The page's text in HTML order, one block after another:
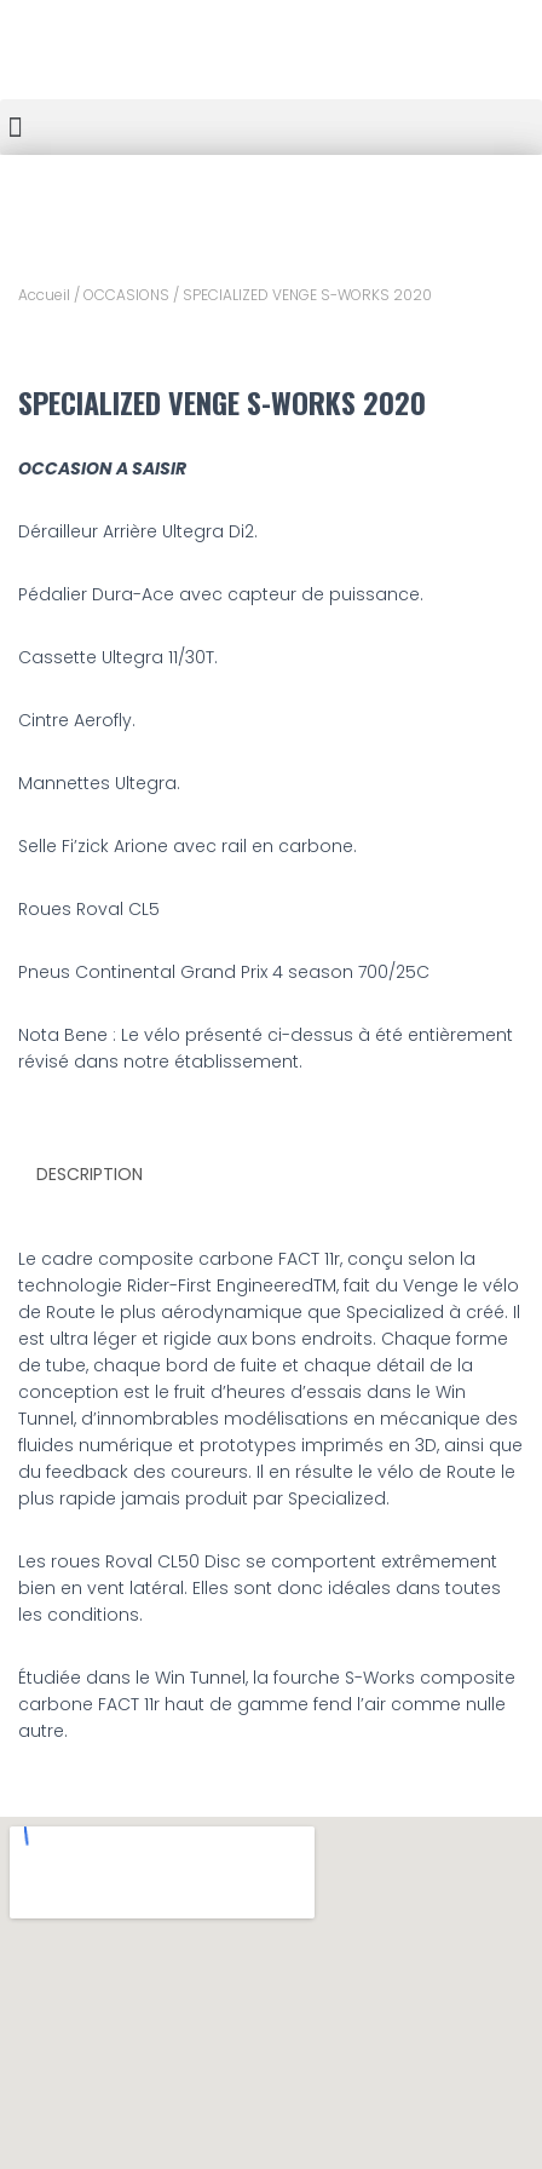
Accueil /OCCASIONS / SPECIALIZED VENGE S-WORKS 2020
SPECIALIZED VENGE S-WORKS 2020
OCCASION A SAISIR
Dérailleur Arrière Ultegra Di2.
Pédalier Dura-Ace avec capteur de puissance.
Cassette Ultegra 11/30T.
Cintre Aerofly.
Mannettes Ultegra.
Selle Fi’zick Arione avec rail en carbone.
Roues Roval CL5
Pneus Continental Grand Prix 4 season 700/25C
Nota Bene : Le vélo présenté ci-dessus à été entièrement
révisé dans notre établissement.
DESCRIPTION
Le cadre composite carbone FACT 11r, conçu selon la
technologie Rider-First EngineeredTM, fait du Venge le vélo
de Route le plus aérodynamique que Specialized à créé. Il
est ultra léger et rigide aux bons endroits. Chaque forme
de tube, chaque bord de fuite et chaque détail de la
conception est le fruit d’heures d’essais dans le Win
Tunnel, d’innombrables modélisations en mécanique des
fluides numérique et prototypes imprimés en 3D, ainsi que
du feedback des coureurs. Il en résulte le vélo de Route le
plus rapide jamais produit par Specialized.
Les roues Roval CL50 Disc se comportent extrêmement
bien en vent latéral. Elles sont donc idéales dans toutes
les conditions.
Étudiée dans le Win Tunnel, la fourche S-Works composite
carbone FACT 11r haut de gamme fend l’air comme nulle
autre.